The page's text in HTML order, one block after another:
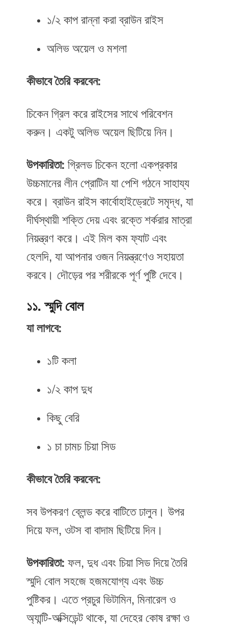
১/২ কাপ রান্না করা ব্রাউন রাইস
অলিভ অয়েল ও মশলা
কীভাবে তৈরি করবেন:
চিকেন গ্রিল করে রাইসের সাথে পরিবেশন
করুন। একটু অলিভ অয়েল ছিটিয়ে নিন।
উপকারিতা: গ্রিলড চিকেন হলো একপ্রকার
উচ্চমানের লীন প্রোটিন যা পেশি গঠনে সাহায্য
করে। ব্রাউন রাইস কার্বোহাইড্রেটে সমৃদ্ধ, যা
দীর্ঘস্থায়ী শক্তি দেয় এবং রক্তে শর্করার মাত্রা
নিয়ন্ত্রণ করে। এই মিল কম ফ্যাট এবং
হেলদি, যা আপনার ওজন নিয়ন্ত্রণেও সহায়তা
করবে। দৌড়ের পর শরীরকে পূর্ণ পুষ্টি দেবে।
১১. স্মুদি বোল
যা লাগবে:
১টি কলা
১/২ কাপ দুধ
কিছু বেরি
১ চা চামচ চিয়া সিড
কীভাবে তৈরি করবেন:
সব উপকরণ ব্লেন্ড করে বাটিতে ঢালুন। উপর
দিয়ে ফল, ওটস বা বাদাম ছিটিয়ে দিন।
উপকারিতা: ফল, দুধ এবং চিয়া সিড দিয়ে তৈরি
স্মুদি বোল সহজে হজমযোগ্য এবং উচ্চ
পুষ্টিকর। এতে প্রচুর ভিটামিন, মিনারেল ও
অ্যান্টি-অক্সিডেন্ট থাকে, যা দেহের কোষ রক্ষা ও